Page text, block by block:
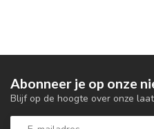
Abonneer je op onze
Blijf op de hoogte over onze